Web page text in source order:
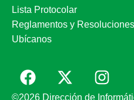
Lista Protocolar
Reglamentos y Resoluciones
Ubícanos
©2026 Dirección de